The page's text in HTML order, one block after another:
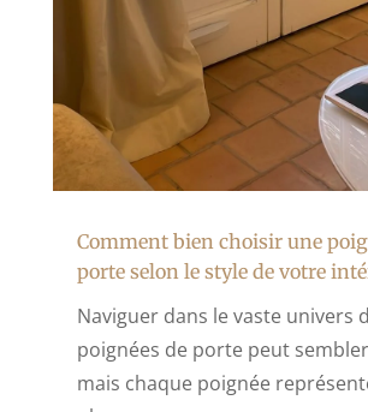
Comment bien choisir une
porte selon le style de votre
Naviguer dans le vaste univers
poignées de porte peut
mais chaque poignée